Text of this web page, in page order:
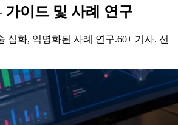
이드 및 사례 연구
심화, 익명화된 사례 연구.60+ 기사. 선